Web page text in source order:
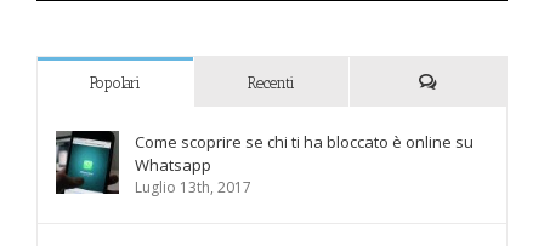
Popolari Recenti
Come scoprire se chi ti ha bloccato è online su
Whatsapp
Luglio 13th, 2017